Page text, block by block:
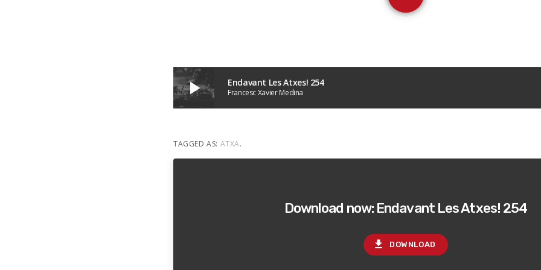
play_arrow Endavant Les Atxes! 254
Francesc Xavier Medina
TAGGED AS: ATXA.
Download now: Endavant Les Atxes! 254
file_download DOWNLOAD